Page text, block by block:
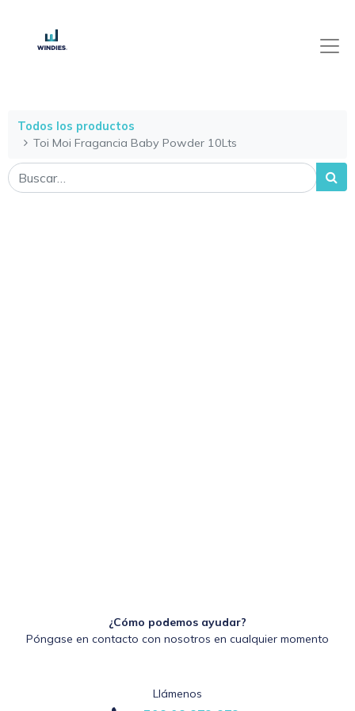
Todos los productos
Toi Moi Fragancia Baby Powder 10Lts
¿Cómo podemos ayudar?
Póngase en contacto con nosotros en cualquier momento
Llámenos